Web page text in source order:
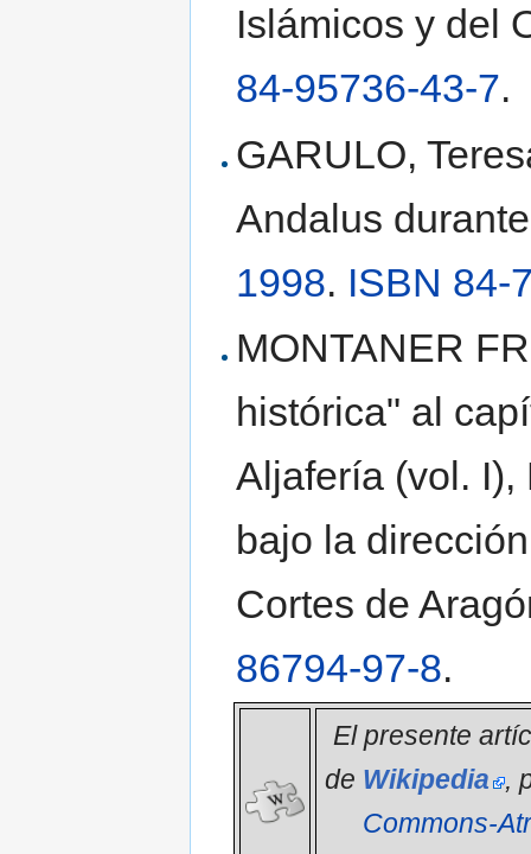
Islámicos y del
84-95736-43-7.
GARULO,
Andalus
1998. ISBN 84-
MONTANER
histórica" al
Aljafería (vol. I),
bajo la
Cortes de
86794-97-8.
El presente
de Wikipedia ,
Commons-